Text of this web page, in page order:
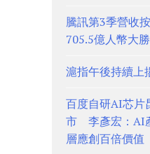
騰訊第3季營收
705.5億人幣大
滬指午後持續上
百度自研AI芯片
市 李彥宏：AI
層應創百倍價值